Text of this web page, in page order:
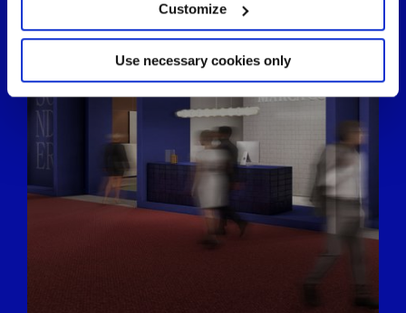
Identify your device by actively scanning it for
specific characteristics (fingerprinting)
Find out more about how your personal data is processed
and set your preferences in thedetails section.
We use cookies to personalise content and ads, to
provide social media features and to analyse our traffic.
We also share information about your use of our site with
our social media, advertising and analytics partners who
may combine it with other information that you’ve
provided to them or that they’ve collected from your use
Customize
Use necessary cookies only